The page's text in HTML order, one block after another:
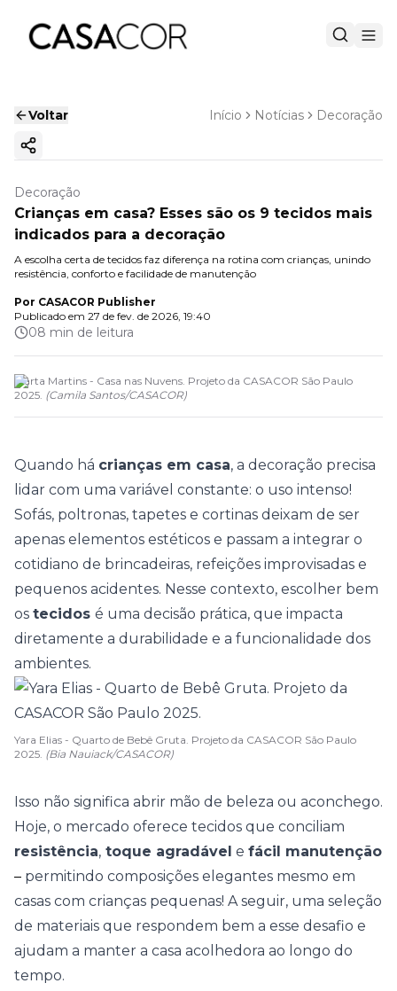
Voltar Início Notícias Decoração
Copiar link
Decoração
Crianças em casa? Esses são os 9 tecidos mais
indicados para a decoração
A escolha certa de tecidos faz diferença na rotina com crianças, unindo
resistência, conforto e facilidade de manutenção
Por CASACOR Publisher
Publicado em 27 de fev. de 2026, 19:40
08 min de leitura
Marta Martins - Casa nas Nuvens. Projeto da CASACOR São Paulo
2025. (Camila Santos/CASACOR)
Quando há crianças em casa, a decoração precisa
lidar com uma variável constante: o uso intenso!
Sofás, poltronas, tapetes e cortinas deixam de ser
apenas elementos estéticos e passam a integrar o
cotidiano de brincadeiras, refeições improvisadas e
pequenos acidentes. Nesse contexto, escolher bem
os tecidos é uma decisão prática, que impacta
diretamente a durabilidade e a funcionalidade dos
ambientes.
Yara Elias - Quarto de Bebê Gruta. Projeto da CASACOR São Paulo
2025. (Bia Nauiack/CASACOR)
Isso não significa abrir mão de beleza ou aconchego.
Hoje, o mercado oferece tecidos que conciliam
resistência, toque agradável e fácil manutenção
– permitindo composições elegantes mesmo em
casas com crianças pequenas! A seguir, uma seleção
de materiais que respondem bem a esse desafio e
ajudam a manter a casa acolhedora ao longo do
tempo.